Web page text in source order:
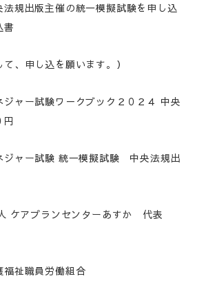
法規出版主催の統一模擬試験を申し込
書
、申し込を願います。）
ャー試験ワ－クブック２０２４ 中央
円
ャー試験 統一模擬試験 中央法規出
ケアプランセンターあすか 代表
員労働組合